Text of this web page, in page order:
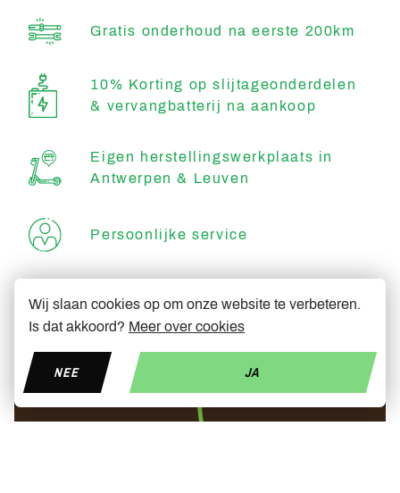
Gratis onderhoud na eerste 200km
10% Korting op slijtageonderdelen
& vervangbatterij na aankoop
Eigen herstellingswerkplaats in
Antwerpen & Leuven
Persoonlijke service
Degelijk & snel
Wij slaan cookies op om onze website te verbeteren.
Is dat akkoord? Meer over cookies
NEE JA